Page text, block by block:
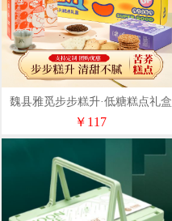
魏县雅觅步步糕升·低糖糕点礼盒
1120g
￥117